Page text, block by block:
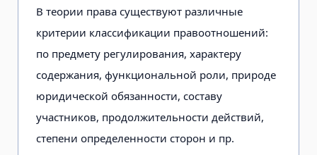
В теории права существуют различные
критерии классификации правоотношений:
по предмету регулирования, характеру
содержания, функциональной роли, природе
юридической обязанности, составу
участников, продолжительности действий,
степени определенности сторон и пр.